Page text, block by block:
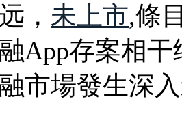
， 未上市,條
App存案相
市場發生深